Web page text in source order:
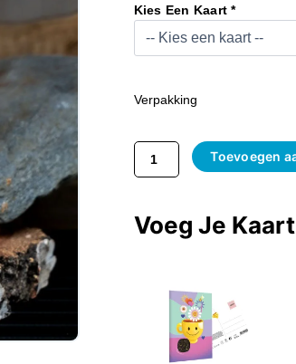
Kies Een Kaart *
Verpakking
Schnaps
200
Ml
Aantal
Toevoegen
Voeg Je